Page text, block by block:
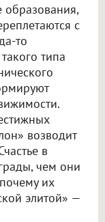
с
то
типа
возводит
в
чем они
их
элитой» —